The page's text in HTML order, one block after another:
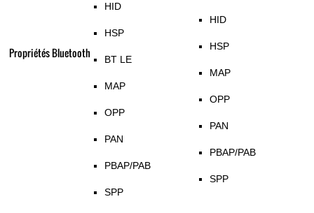
Propriétés Bluetooth
HID
HSP
BT LE
MAP
OPP
PAN
PBAP/PAB
SPP
HID
HSP
MAP
OPP
PAN
PBAP/PAB
SPP